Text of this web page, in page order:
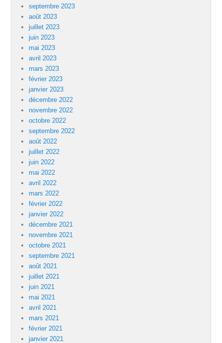
septembre 2023
août 2023
juillet 2023
juin 2023
mai 2023
avril 2023
mars 2023
février 2023
janvier 2023
décembre 2022
novembre 2022
octobre 2022
septembre 2022
août 2022
juillet 2022
juin 2022
mai 2022
avril 2022
mars 2022
février 2022
janvier 2022
décembre 2021
novembre 2021
octobre 2021
septembre 2021
août 2021
juillet 2021
juin 2021
mai 2021
avril 2021
mars 2021
février 2021
janvier 2021